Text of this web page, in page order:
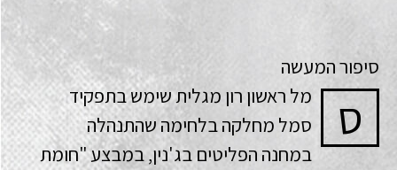
סיפור המעשה
ס
מל ראשון רון מגלית שימש בתפקיד
סמל מחלקה בלחימה שהתנהלה
במחנה הפליטים בג'נין, במבצע "חומת